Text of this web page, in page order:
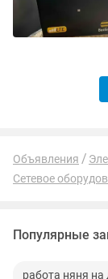
Объявления
Сетевое
Популярные
работа няня на